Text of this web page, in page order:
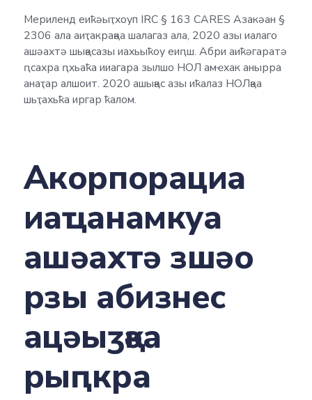
Мериленд еиҟәыҭхоуп IRC § 163 CARES Азакәан §
2306 ала аиҭакрақәа шалагаз ала, 2020 азы иалаго
ашәахтә шықәсазы иахьыҟоу еиԥш. Абри аиҟәгаратә
ԥсахра ԥхьаҟа ииагара зылшо НОЛ амҽхак анырра
анаҭар алшоит. 2020 ашықәс азы иҟалаз НОЛқәа
шьҭахьҟа иргар ҟалом.
Акорпорациа
иаҵанамкуа
ашәахтә зшәо
рзы абизнес
ацәыӡқәа
рыԥкра